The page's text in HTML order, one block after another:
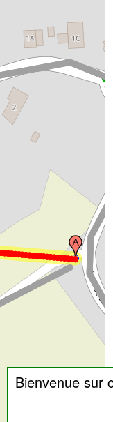
Bienvenue sur